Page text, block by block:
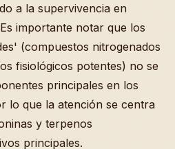
a la supervivencia en
importante notar que los
(compuestos nitrogenados
fisiológicos potentes) no se
principales en los
lo que la atención se centra
y terpenos
principales.